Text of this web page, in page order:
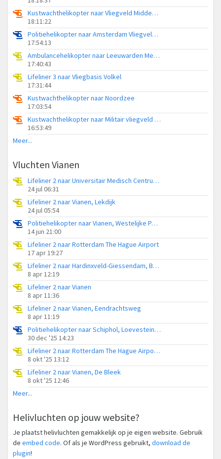
Kustwachthelikopter naar Vliegveld Midden-Zeeland
18:11:22
Politiehelikopter naar Amsterdam Vliegveld Schiphol
17:54:13
Ambulancehelikopter naar Leeuwarden Medical Center Heliport
17:40:43
Lifeliner 3 naar Vliegbasis Volkel
17:31:44
Kustwachthelikopter naar Noordzee
17:03:54
Kustwachthelikopter naar Militair vliegveld De Kooy / Den Helder Airport
16:53:49
Meer...
Vluchten Vianen
Lifeliner 2 naar Universitair Medisch Centrum Utrecht
24 jul 06:31
Lifeliner 2 naar Vianen, Lekdijk
24 jul 05:54
Politiehelikopter naar Vianen, Westelijke Parallelweg
14 jun 21:00
Lifeliner 2 naar Rotterdam The Hague Airport
17 apr 19:27
Lifeliner 2 naar Hardinxveld-Giessendam, Brooshooftstraat
8 apr 12:19
Lifeliner 2 naar Vianen
8 apr 11:36
Lifeliner 2 naar Vianen, Eendrachtsweg
8 apr 11:19
Politiehelikopter naar Schiphol, Loevesteinse Randweg
30 dec '25 14:23
Lifeliner 2 naar Rotterdam The Hague Airport, Put
8 okt '25 13:12
Lifeliner 2 naar Vianen, De Bleek
8 okt '25 12:46
Meer...
Helivluchten op jouw website?
Je plaatst helivluchten gemakkelijk op je eigen website. Gebruik
de embed code. Of als je WordPress gebruikt, download de
plugin!